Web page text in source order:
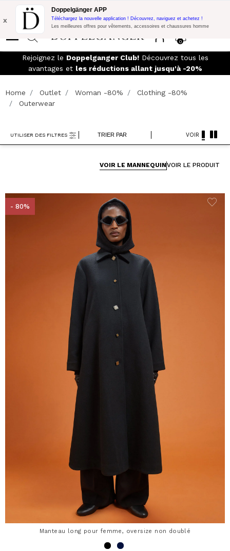
Promo Flash: 10% de réduction supplémentaire sur 300€ d'achat
avec le code:
0
x
Doppelgänger APP
Téléchargez la nouvelle application ! Découvrez, naviguez et achetez !
Les meilleures offres pour vêtements, accessoires et chaussures homme
LIVRAISON GRATUITE- Pour les commandes supérieures à
299,00€ et retours faciles
Home Outlet Woman -80%
Clothing -80%
Outerwear
TRIER PAR
UTILISER DES FILTRES VOIR
VOIR LE MANNEQUINVOIR LE PRODUIT
- 80%
Manteau long pour femme, oversize non doublé